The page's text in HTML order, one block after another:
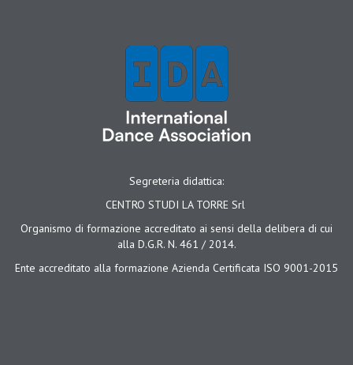
Segreteria didattica:
CENTRO STUDI LA TORRE Srl
Organismo di formazione accreditato ai sensi della delibera di cui
alla D.G.R. N. 461 / 2014.
Ente accreditato alla formazione Azienda Certificata ISO 9001-2015